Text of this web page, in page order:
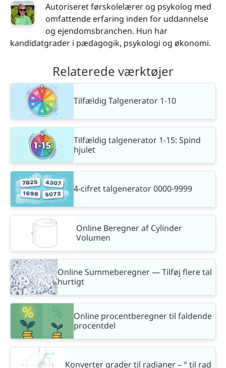
Autoriseret førskolelærer og psykolog med
omfattende erfaring inden for uddannelse
og ejendomsbranchen. Hun har
kandidatgrader i pædagogik, psykologi og økonomi.
Relaterede værktøjer
Tilfældig Talgenerator 1-10
Tilfældig talgenerator 1-15: Spind
hjulet
4-cifret talgenerator 0000-9999
Online Beregner af Cylinder
Volumen
Online Summeberegner — Tilføj flere tal
hurtigt
Online procentberegner til faldende
procentdel
Konverter grader til radianer – ° til rad